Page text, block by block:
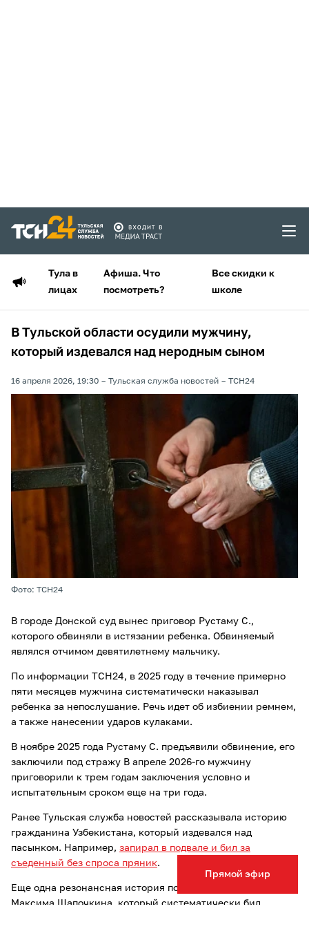
Тула в
лицах
Афиша. Что
посмотреть?
Все скидки к
школе
Прямой эфир
В Тульской области осудили мужчину,
который издевался над неродным сыном
16 апреля 2026, 19:30 Тульская служба новостей ТСН24
Фото: ТСН24
В городе Донской суд вынес приговор Рустаму С.,
которого обвиняли в истязании ребенка. Обвиняемый
являлся отчимом девятилетнему мальчику.
По информации ТСН24, в 2025 году в течение примерно
пяти месяцев мужчина систематически наказывал
ребенка за непослушание. Речь идет об избиении ремнем,
а также нанесении ударов кулаками.
В ноябре 2025 года Рустаму С. предъявили обвинение, его
заключили под стражу В апреле 2026-го мужчину
приговорили к трем годам заключения условно и
испытательным сроком еще на три года.
Ранее Тульская служба новостей рассказывала историю
гражданина Узбекистана, который издевался над
пасынком. Например, запирал в подвале и бил за
съеденный без спроса пряник.
Еще одна резонансная история последних лет - дело
Максима Шапочкина, который систематически бил